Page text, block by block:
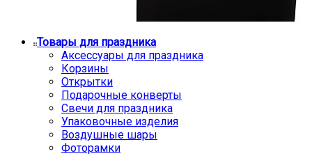
Товары для праздника
Аксессуары для праздника
Корзины
Открытки
Подарочные конверты
Свечи для праздника
Упаковочные изделия
Воздушные шары
Фоторамки